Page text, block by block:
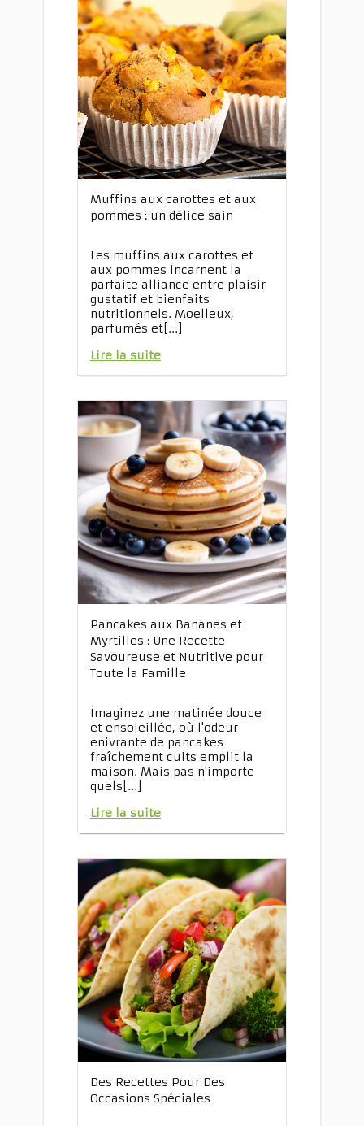
Muffins aux carottes et aux
pommes : un délice sain
Les muffins aux carottes et
aux pommes incarnent la
parfaite alliance entre plaisir
gustatif et bienfaits
nutritionnels. Moelleux,
parfumés et[...]
Lire la suite
Pancakes aux Bananes et
Myrtilles : Une Recette
Savoureuse et Nutritive pour
Toute la Famille
Imaginez une matinée douce
et ensoleillée, où l'odeur
enivrante de pancakes
fraîchement cuits emplit la
maison. Mais pas n'importe
quels[...]
Lire la suite
Des Recettes Pour Des
Occasions Spéciales